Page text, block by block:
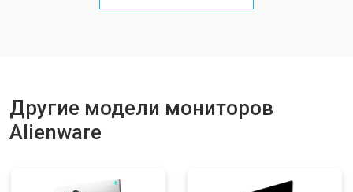
Другие модели мониторов
Alienware